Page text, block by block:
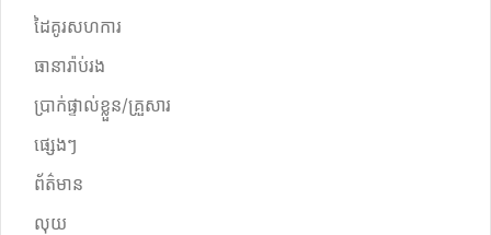
ដៃគូរសហការ
ធានារ៉ាប់រង
ប្រាក់ផ្ទាល់ខ្លួន/គ្រួសារ
ផ្សេងៗ
ព័ត៌មាន
លុយ